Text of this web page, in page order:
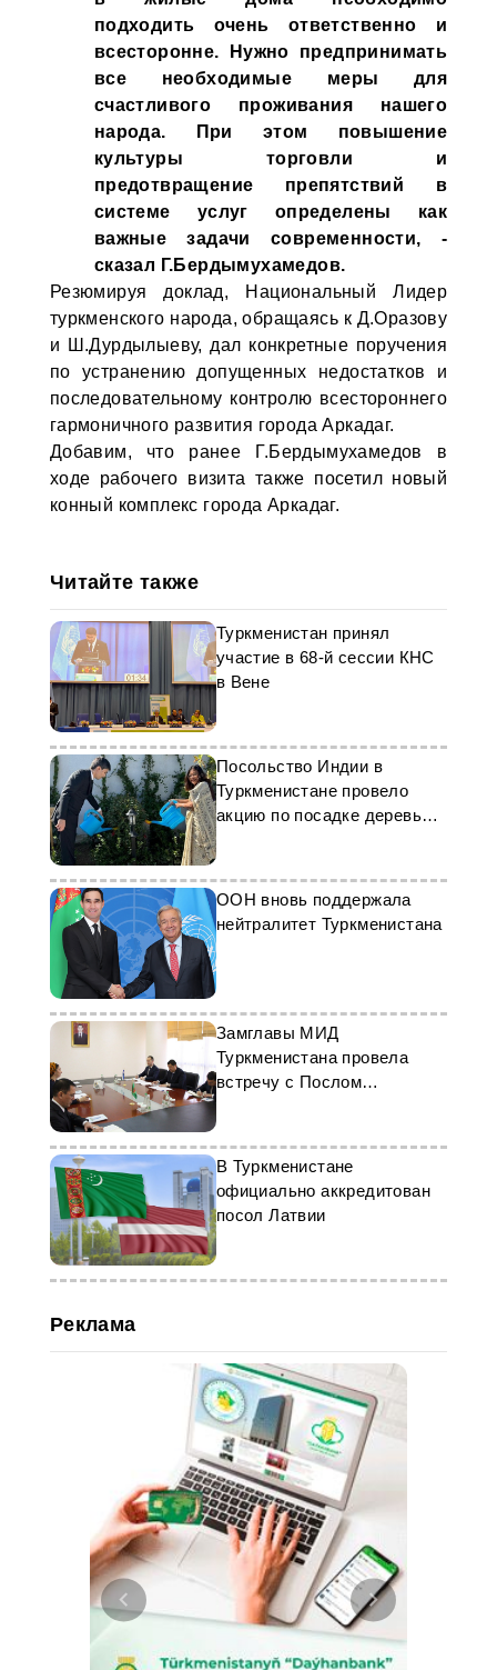
подходить очень ответственно и
всесторонне. Нужно предпринимать
все необходимые меры для
счастливого проживания нашего
народа. При этом повышение
культуры торговли и
предотвращение препятствий в
системе услуг определены как
важные задачи современности, -
сказал Г.Бердымухамедов.
Резюмируя доклад, Национальный Лидер
туркменского народа, обращаясь к Д.Оразову
и Ш.Дурдылыеву, дал конкретные поручения
по устранению допущенных недостатков и
последовательному контролю всестороннего
гармоничного развития города Аркадаг.
Добавим, что ранее Г.Бердымухамедов в
ходе рабочего визита также посетил новый
конный комплекс города Аркадаг.
Читайте также
Туркменистан принял
участие в 68-й сессии КНС
в Вене
Посольство Индии в
Туркменистане провело
акцию по посадке деревьев
в Ашхабаде
ООН вновь поддержала
нейтралитет Туркменистана
Замглавы МИД
Туркменистана провела
встречу с Послом
Узбекистана
В Туркменистане
официально аккредитован
посол Латвии
Реклама